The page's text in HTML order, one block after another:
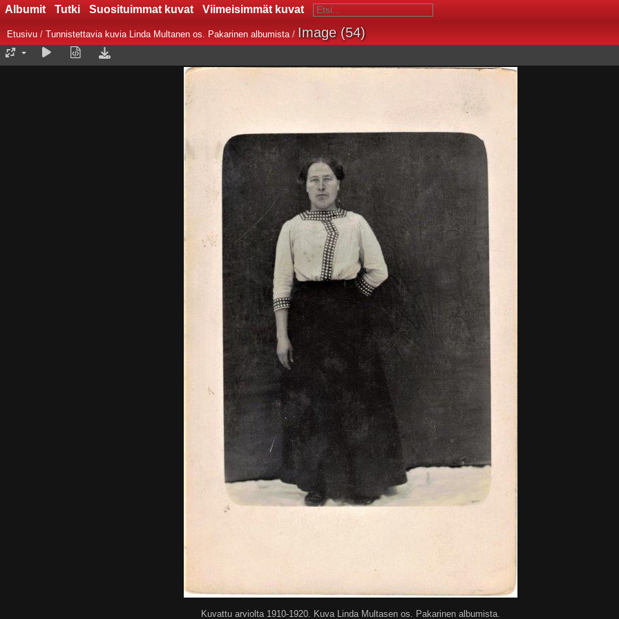
Albumit Tutki Suosituimmat kuvat Viimeisimmät kuvat
Etusivu / Tunnistettavia kuvia Linda Multanen os. Pakarinen albumista/ Image (54)
Kuvattu arviolta 1910-1920. Kuva Linda Multasen os. Pakarinen albumista.